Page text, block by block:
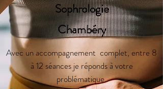
Sophrologie
Chambéry
Avec un accompagnement complet, entre 8
à 12 séances je réponds à votre
problématique.